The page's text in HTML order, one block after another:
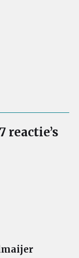
reactie’s